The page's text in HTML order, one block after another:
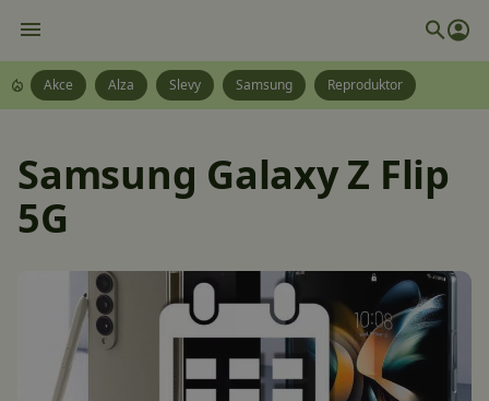
Akce Alza Slevy Samsung Reproduktor
Samsung Galaxy Z Flip
5G